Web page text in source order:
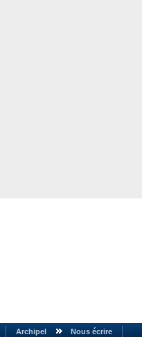
Archipel Nous écrire